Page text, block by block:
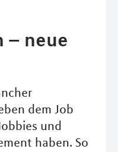
– neue
dem Job
und
haben. So